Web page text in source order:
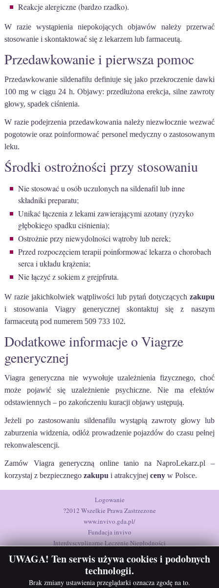
Reakcje alergiczne (bardzo rzadko).
W razie wystąpienia niepokojących objawów należy przerwać
stosowanie i skontaktować się z lekarzem lub farmaceutą.
Przedawkowanie i pierwsza pomoc
Przedawkowanie sildenafilu definiuje się jako przekroczenie dawki
100 mg w ciągu 24 h. Objawy: przedłużona erekcja, silne zawroty
głowy, spadek ciśnienia.
W razie podejrzenia przedawkowania należy niezwłocznie wezwać
pogotowie oraz poinformować personel medyczny o zastosowanym
leku.
Środki ostrożności przy stosowaniu
Nie stosować u osób uczulonych na sildenafil lub inne
składniki preparatu;
Unikać łączenia z lekami zawierającymi azotany (ryzyko
głębokiego spadku ciśnienia);
Ostrożnie przy niewydolności wątroby lub nerek;
Przed rozpoczęciem terapii poinformować lekarza o chorobach
serca i układu krążenia;
Nie łączyć z sokiem z grejpfruta.
W razie jakichkolwiek wątpliwości lub pytań dotyczących zakupu
i stosowania Viagry generycznej skontaktuj się z naszym
farmaceutą pod numerem 509 733 102.
Dodatkowe informacje o Viagrze
generycznej
Viagra generyczna nie wywołuje uzależnienia fizycznego, choć
może pojawić się uzależnienie psychiczne. Nie ma efektów
odstawiennych – po zakończeniu kuracji objawy ustępują.
Jeżeli po zastosowaniu sildenafilu wystąpią zawroty głowy lub
zaburzenia widzenia, odłóż prowadzenie pojazdów do czasu pełnej
rekonwalescencji.
Zamów Viagra generyczną online tanio na NaproLekarz.pl –
korzystaj z bezpiecznegozakupu i atrakcyjnejceny w Polsce.
Logowanie
UWAGA! Ten serwis używa cookies i podobnych
technologii.
Brak zmiany ustawienia przeglądarki oznacza zgodę na to.
?2012 Wszelkie Prawa Zastrzezone
www.invivo.gda.pl/
Fundacja invivo
Interdyscyplinarne Leczenie Niepłodności
Designed byDaniel Budziński.